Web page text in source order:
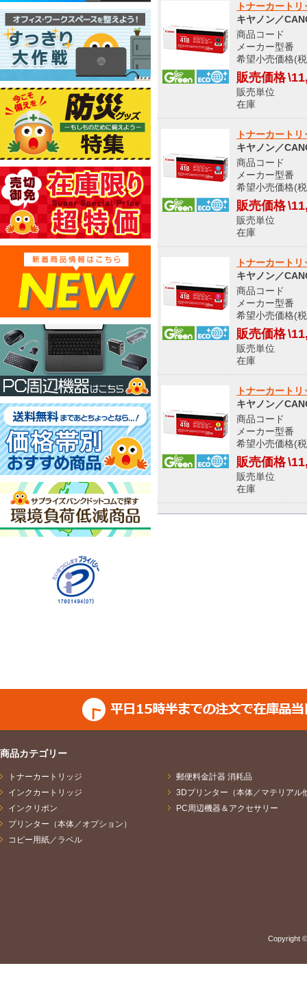
トナーカート
キヤノン／
商品コー
メーカー型番
希望小売価格(
販売価格
販売単
在庫
トナーカート
キヤノン／
商品コー
メーカー型番
希望小売価格(
販売価格
販売単
在庫
トナーカート
キヤノン／
商品コー
メーカー型番
希望小売価格(
販売価格
販売単
在庫
トナーカート
キヤノン／
商品コー
メーカー型番
希望小売価格(
販売価格
販売単
在庫
商品カテゴリー
トナーカートリッジ
インクカートリッジ
インクリボン
プリンター（本体／オプション）
コピー用紙／ラベル
郵便料金計器 消耗品
3Dプリンター（本体／マテリアル
PC周辺機器＆アクセサリー
Copyright